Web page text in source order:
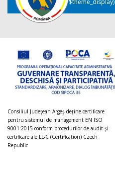
$theme_display)
Consiliul Judeţean Argeș deţine certificare
pentru sistemul de management EN ISO
9001:2015 conform procedurilor de audit şi
certificare ale LL-C (Certification) Czech
Republic